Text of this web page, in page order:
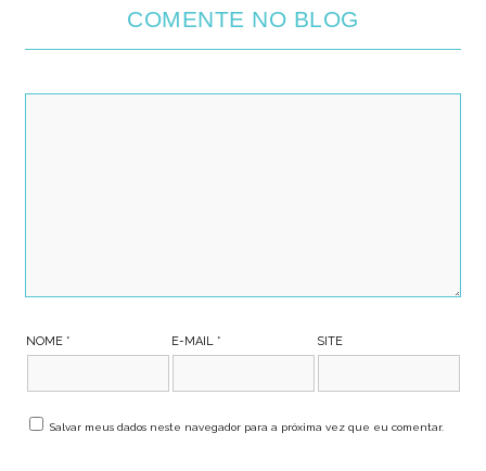
COMENTE NO BLOG
NOME * E-MAIL* SITE
Salvar meus dados neste navegador para a próxima vez que eu comentar.